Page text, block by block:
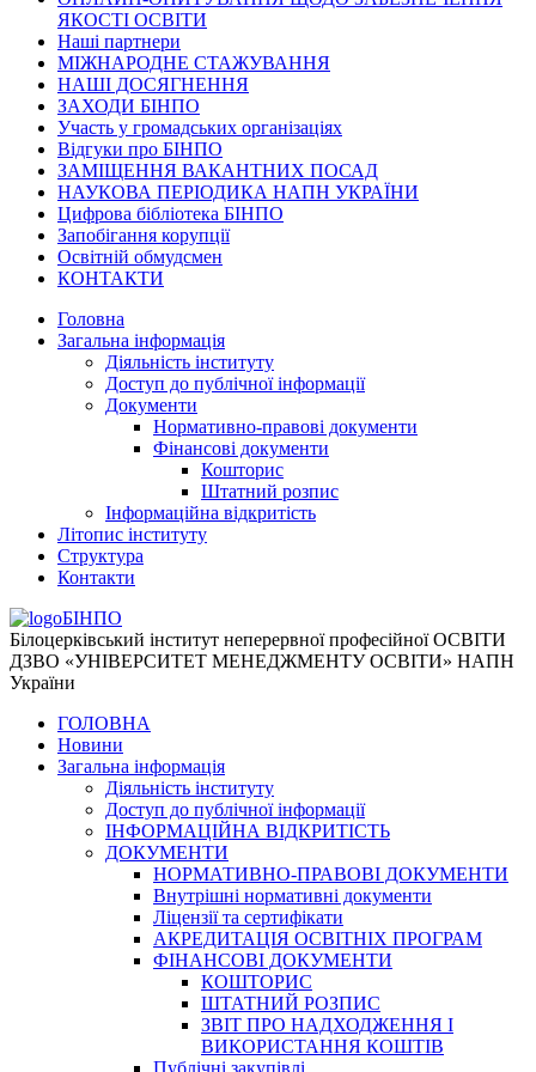
ЯКОСТІ ОСВІТИ
Наші партнери
МІЖНАРОДНЕ СТАЖУВАННЯ
НАШІ ДОСЯГНЕННЯ
ЗАХОДИ БІНПО
Участь у громадських організаціях
Відгуки про БІНПО
ЗАМІЩЕННЯ ВАКАНТНИХ ПОСАД
НАУКОВА ПЕРІОДИКА НАПН УКРАЇНИ
Цифрова бібліотека БІНПО
Запобігання корупції
Освітній обмудсмен
КОНТАКТИ
Головна
Загальна інформація
Діяльність інституту
Доступ до публічної інформації
Документи
Нормативно-правові документи
Фінансові документи
Кошторис
Штатний розпис
Інформаційна відкритість
Літопис інституту
Структура
Контакти
БІНПО
Білоцерківський інститут неперервної професійної ОСВІТИ
ДЗВО «УНІВЕРСИТЕТ МЕНЕДЖМЕНТУ ОСВІТИ» НАПН
України
ГОЛОВНА
Новини
Загальна інформація
Діяльність інституту
Доступ до публічної інформації
ІНФОРМАЦІЙНА ВІДКРИТІСТЬ
ДОКУМЕНТИ
НОРМАТИВНО-ПРАВОВІ ДОКУМЕНТИ
Внутрішні нормативні документи
Ліцензії та сертифікати
АКРЕДИТАЦІЯ ОСВІТНІХ ПРОГРАМ
ФІНАНСОВІ ДОКУМЕНТИ
КОШТОРИС
ШТАТНИЙ РОЗПИС
ЗВІТ ПРО НАДХОДЖЕННЯ І
ВИКОРИСТАННЯ КОШТІВ
Публічні закупівлі